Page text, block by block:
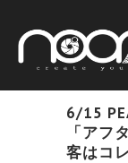
6/15
「アフ
客はコ